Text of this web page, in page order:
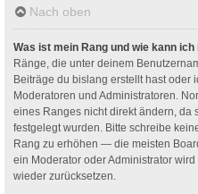
Nach oben
Was ist mein Rang und wie kann ich
Ränge, die unter deinem
Beiträge du bislang erstellt hast oder
Moderatoren und Administratoren.
eines Ranges nicht direkt ändern, da
festgelegt wurden. Bitte schreibe
Rang zu erhöhen — die meisten
ein Moderator oder Administrator
wieder zurücksetzen.